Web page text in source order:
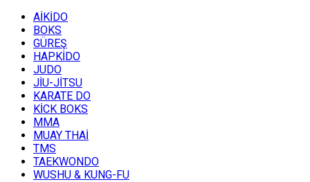
AİKİDO
BOKS
GÜREŞ
HAPKİDO
JUDO
JİU-JİTSU
KARATE DO
KİCK BOKS
MMA
MUAY THAİ
TMS
TAEKWONDO
WUSHU & KUNG-FU